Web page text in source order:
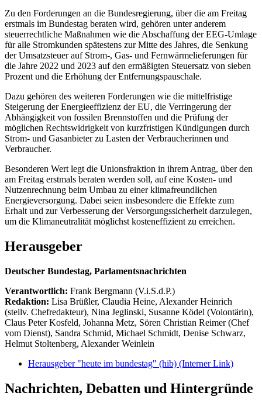
Zu den Forderungen an die Bundesregierung, über die am Freitag
erstmals im Bundestag beraten wird, gehören unter anderem
steuerrechtliche Maßnahmen wie die Abschaffung der EEG-Umlage
für alle Stromkunden spätestens zur Mitte des Jahres, die Senkung
der Umsatzsteuer auf Strom-, Gas- und Fernwärmelieferungen für
die Jahre 2022 und 2023 auf den ermäßigten Steuersatz von sieben
Prozent und die Erhöhung der Entfernungspauschale.
Dazu gehören des weiteren Forderungen wie die mittelfristige
Steigerung der Energieeffizienz der EU, die Verringerung der
Abhängigkeit von fossilen Brennstoffen und die Prüfung der
möglichen Rechtswidrigkeit von kurzfristigen Kündigungen durch
Strom- und Gasanbieter zu Lasten der Verbraucherinnen und
Verbraucher.
Besonderen Wert legt die Unionsfraktion in ihrem Antrag, über den
am Freitag erstmals beraten werden soll, auf eine Kosten- und
Nutzenrechnung beim Umbau zu einer klimafreundlichen
Energieversorgung. Dabei seien insbesondere die Effekte zum
Erhalt und zur Verbesserung der Versorgungssicherheit darzulegen,
um die Klimaneutralität möglichst kosteneffizient zu erreichen.
Herausgeber
Deutscher Bundestag, Parlamentsnachrichten
Verantwortlich: Frank Bergmann (V.i.S.d.P.)
Redaktion: Lisa Brüßler, Claudia Heine, Alexander Heinrich
(stellv. Chefredakteur), Nina Jeglinski, Susanne Ködel (Volontärin),
Claus Peter Kosfeld, Johanna Metz, Sören Christian Reimer (Chef
vom Dienst), Sandra Schmid, Michael Schmidt, Denise Schwarz,
Helmut Stoltenberg, Alexander Weinlein
Herausgeber "heute im bundestag" (hib) (Interner Link)
Nachrichten, Debatten und Hintergründe